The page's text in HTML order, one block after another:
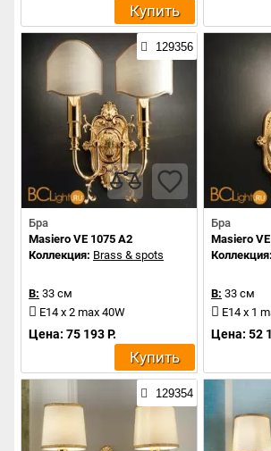
Купить
129356
Бра
Masiero VE 1075 A2
Коллекция: Brass & spots
В: 33 см
E14 x 2 max 40W
Цена: 75 193 Р.
Купить
Бра
Masiero
Коллекция:
В: 33 см
E14 x 1
Цена: 52
129354